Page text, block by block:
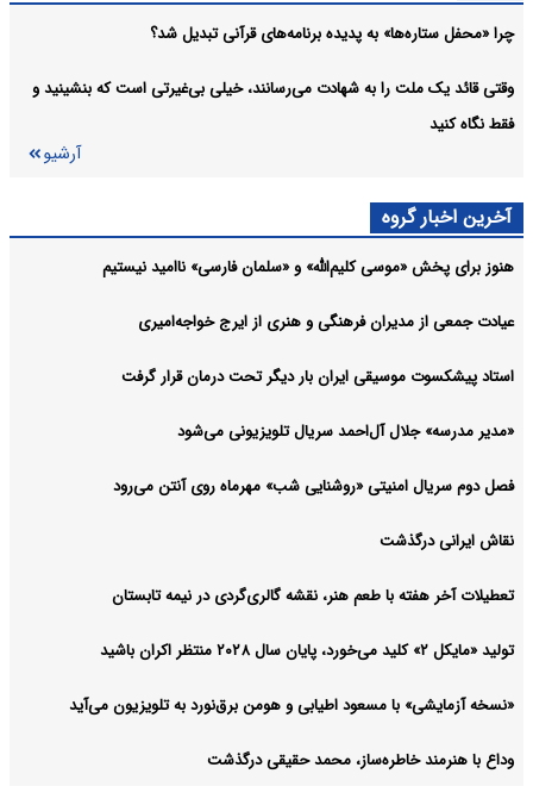
چرا «محفل ستاره‌ها» به پدیده برنامه‌های قرآنی تبدیل شد؟
وقتی قائد یک ملت را به شهادت می‌رسانند، خیلی بی‌غیرتی است که بنشینید و
فقط نگاه کنید
آرشیو
آخرین اخبار گروه
هنوز برای پخش «موسی کلیم‌الله» و «سلمان فارسی» ناامید نیستیم
عیادت جمعی از مدیران فرهنگی و هنری از ایرج خواجه‌امیری
استاد پیشکسوت موسیقی ایران بار دیگر تحت درمان قرار گرفت
«مدیر مدرسه» جلال آل‌احمد سریال تلویزیونی می‌شود
فصل دوم سریال امنیتی «روشنایی شب» مهرماه روی آنتن می‌رود
نقاش ایرانی درگذشت
تعطیلات آخر هفته با طعم هنر، نقشه گالری‌گردی در نیمه تابستان
تولید «مایکل ۲» کلید می‌خورد، پایان سال ۲۰۲۸ منتظر اکران باشید
«نسخه آزمایشی» با مسعود اطیابی و هومن برق‌نورد به تلویزیون می‌آید
وداع با هنرمند خاطره‌ساز، محمد حقیقی درگذشت